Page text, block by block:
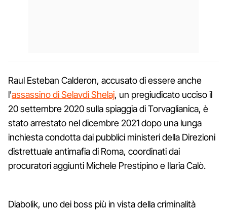
Raul Esteban Calderon, accusato di essere anche
l'assassino di Selavdi Shelaj, un pregiudicato ucciso il
20 settembre 2020 sulla spiaggia di Torvaglianica, è
stato arrestato nel dicembre 2021 dopo una lunga
inchiesta condotta dai pubblici ministeri della Direzioni
distrettuale antimafia di Roma, coordinati dai
procuratori aggiunti Michele Prestipino e Ilaria Calò.
Diabolik, uno dei boss più in vista della criminalità